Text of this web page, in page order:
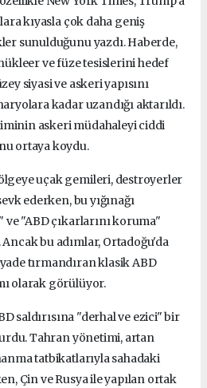
kıyasla çok daha geniş
sunulduğunu yazdı. Haberde,
ve füze tesislerini hedef
siyasi ve askeri yapısını
kadar uzandığı aktarıldı.
askeri müdahaleyi ciddi
ortaya koydu.
uçak gemileri, destroyerler
ederken, bu yığınağı
"ABD çıkarlarını koruma"
bu adımlar, Ortadoğu'da
tırmandıran klasik ABD
olarak görülüyor.
saldırısına "derhal ve ezici" bir
Tahran yönetimi, artan
tatbikatlarıyla sahadaki
Çin ve Rusya ile yapılan ortak